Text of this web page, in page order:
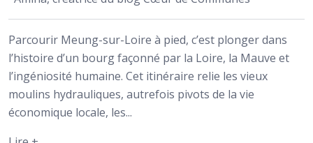
Parcourir Meung-sur-Loire à pied, c’est plonger dans
l’histoire d’un bourg façonné par la Loire, la Mauve et
l’ingéniosité humaine. Cet itinéraire relie les vieux
moulins hydrauliques, autrefois pivots de la vie
économique locale, les...